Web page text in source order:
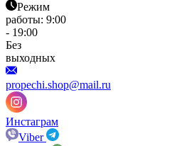
Режим
работы: 9:00
- 19:00
Без
выходных
propechi.shop@mail.ru
Инстаграм
Viber